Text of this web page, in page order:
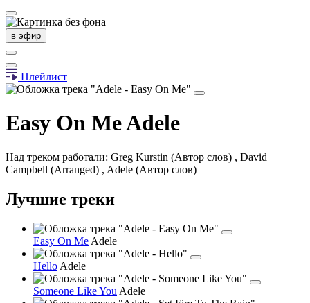
в эфир
Плейлист
Easy On MeAdele
Над треком работали: Greg Kurstin (Автор слов) , David
Campbell (Arranged) , Adele (Автор слов)
Лучшие треки
Easy On Me Adele
Hello Adele
Someone Like You Adele